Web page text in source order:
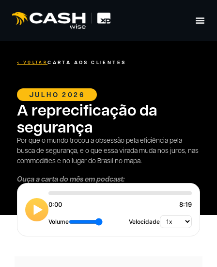
< VOLTARCARTA AOS CLIENTES
JULHO 2026
A reprecificação da
segurança
Por que o mundo trocou a obsessão pela eficiência pela
busca de segurança, e o que essa virada muda nos juros, nas
commodities e no lugar do Brasil no mapa.
Ouça a carta do mês em podcast:
0:00 8:19
Volume Velocidade